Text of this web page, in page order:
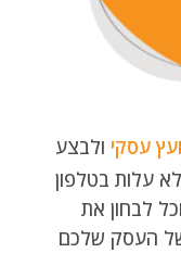
עסקי ולבצע
עלות בטלפון
בשיחה נוכל לבחון את
של העסק שלכם